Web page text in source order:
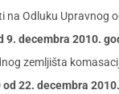
na Odluku Upravnog
9. decembra 2010.
zemljišta
22. decembra